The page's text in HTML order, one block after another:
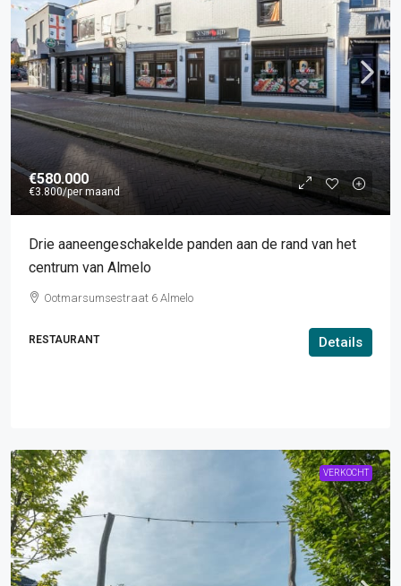
€580.000
€3.800/per maand
Drie aaneengeschakelde panden aan de rand van het
centrum van Almelo
Ootmarsumsestraat 6 Almelo
RESTAURANT Details
VERKOCHT